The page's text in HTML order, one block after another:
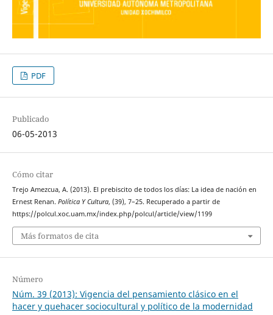
PDF
Publicado
06-05-2013
Cómo citar
Trejo Amezcua, A. (2013). El prebiscito de todos los días: La idea de nación en
Ernest Renan. Política Y Cultura, (39), 7–25. Recuperado a partir de
https://polcul.xoc.uam.mx/index.php/polcul/article/view/1199
Más formatos de cita
Número
Núm. 39 (2013): Vigencia del pensamiento clásico en el
hacer y quehacer sociocultural y político de la modernidad